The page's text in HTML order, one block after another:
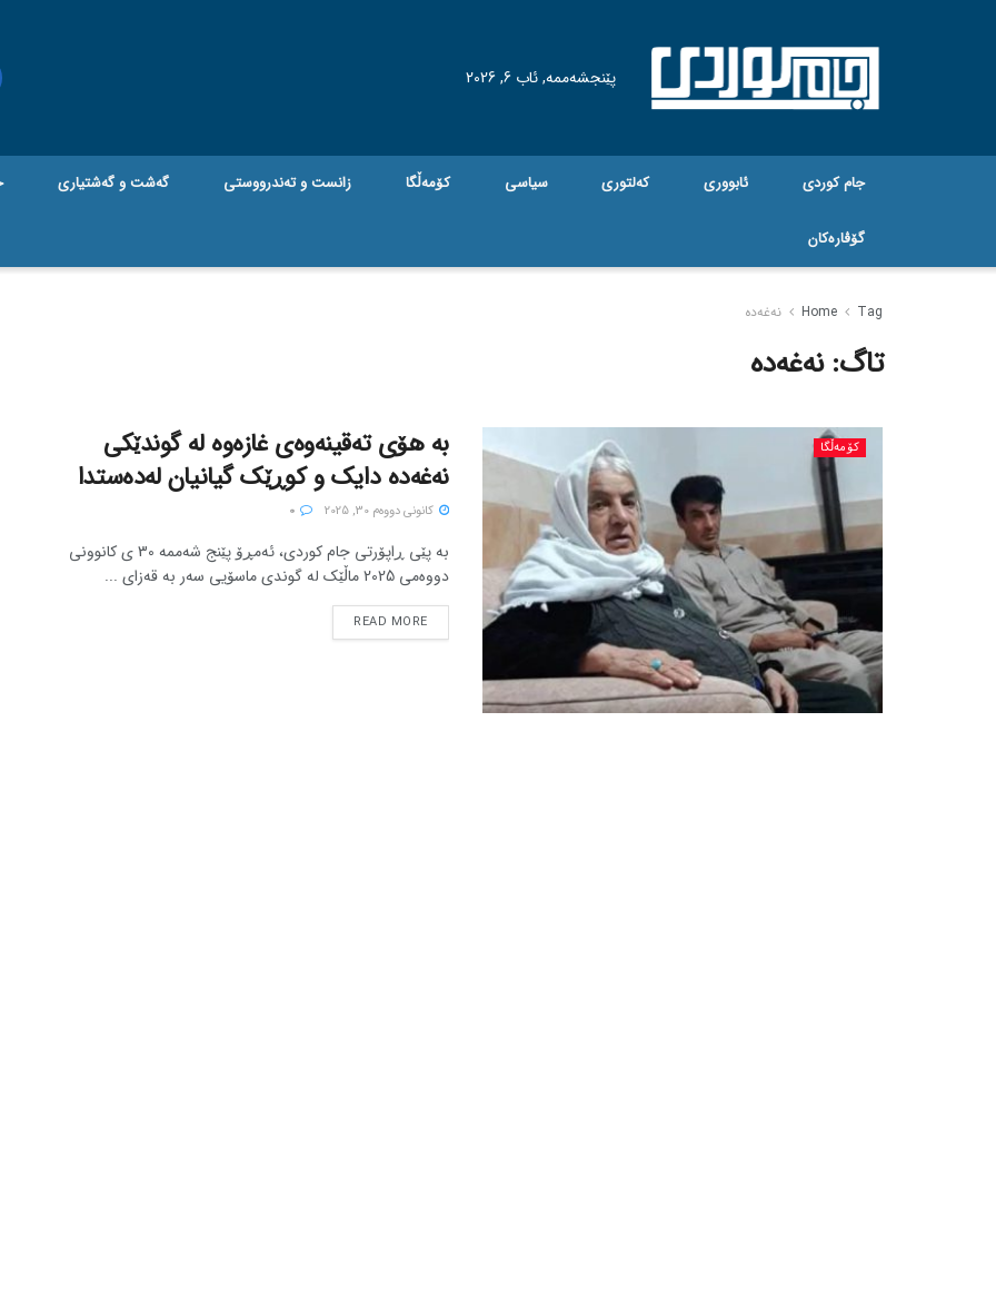
پێنجشەممە, ئاب 6, 2026
جام کوردی ئابووری کەلتوری سیاسی کۆمەڵگا زانست و تەندرووستی گه‌شت و گه‌شتیاری
گۆڤاره‌کان
Home Tag نەغەدە
تاگ:نەغەدە
کۆمەڵگا
بە هۆی تەقینەوەی غازەوە لە گوندێکی
نەغەدە دایک و کوڕێک گیانیان لەدەستدا
كانونی دووه‌م 30, 2025
بە پێی ڕاپۆرتی جام کوردی، ئەمڕۆ پێنج شەممە 30 ی کانوونی
دووەمی 2025 ماڵێک لە گوندی ماسۆیی سەر بە قەزای ...
READ MORE